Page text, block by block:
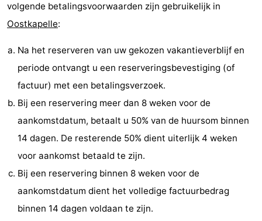
bos
Vlissingen
-
Middelburg
Zeeuws-
Vlaanderen
Nieuwvliet
-
Cadzand
Het
Contact
volgende betalingsvoorwaarden zijn gebruikelijk in
Oostkapelle:
Na het reserveren van uw gekozen vakantieverblijf en
periode ontvangt u een reserveringsbevestiging (of
factuur) met een betalingsverzoek.
Bij een reservering meer dan 8 weken voor de
aankomstdatum, betaalt u 50% van de huursom binnen
14 dagen. De resterende 50% dient uiterlijk 4 weken
voor aankomst betaald te zijn.
Bij een reservering binnen 8 weken voor de
aankomstdatum dient het volledige factuurbedrag
binnen 14 dagen voldaan te zijn.